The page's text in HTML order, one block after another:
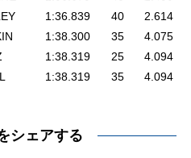
1:36.839 40
2.614
1:38.300 35
4.075
1:38.319 25
4.094
1:38.319 35 4.094
シェアする